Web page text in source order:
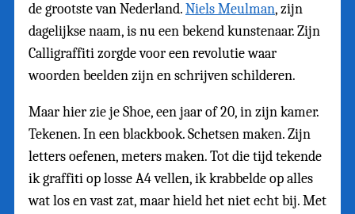
de grootste van Nederland.Niels Meulman, zijn
dagelijkse naam, is nu een bekend kunstenaar. Zijn
Calligraffiti zorgde voor een revolutie waar
woorden beelden zijn en schrijven schilderen.
Maar hier zie je Shoe, een jaar of 20, in zijn kamer.
Tekenen. In een blackbook. Schetsen maken. Zijn
letters oefenen, meters maken. Tot die tijd tekende
ik graffiti op losse A4 vellen, ik krabbelde op alles
wat los en vast zat, maar hield het niet echt bij. Met